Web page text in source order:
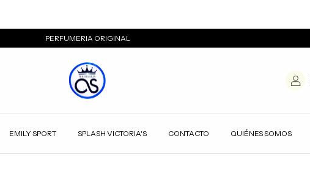
PERFUMERIA ORIGINAL
EMILY SPORT SPLASH VICTORIA'S CONTACTO QUIÉNES SOMOS